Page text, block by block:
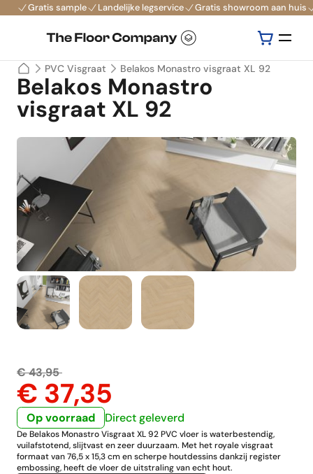
Gratis sample Landelijke legservice Gratis showroom aan huis
PVC Visgraat Belakos Monastro visgraat XL 92
Belakos Monastro
visgraat XL 92
€ 37,35
€ 43,95
Op voorraad Direct geleverd
De Belakos Monastro Visgraat XL 92 PVC vloer is waterbestendig,
vuilafstotend, slijtvast en zeer duurzaam. Met het royale visgraat
formaat van 76,5 x 15,3 cm en scherpe houtdessins dankzij register
embossing, heeft de vloer de uitstraling van echt hout.